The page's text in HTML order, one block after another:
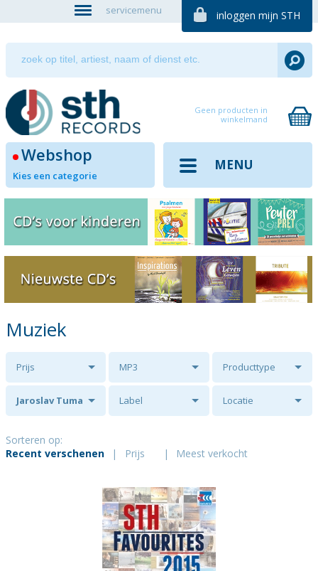
servicemenu inloggen mijn STH
Geen producten in
winkelmand
Webshop
Kies een categorie
MENU
Muziek
Prijs MP3 Producttype
Jaroslav Tuma Label Locatie
Sorteren op:
Recent verschenen
| Prijs | Meest verkocht